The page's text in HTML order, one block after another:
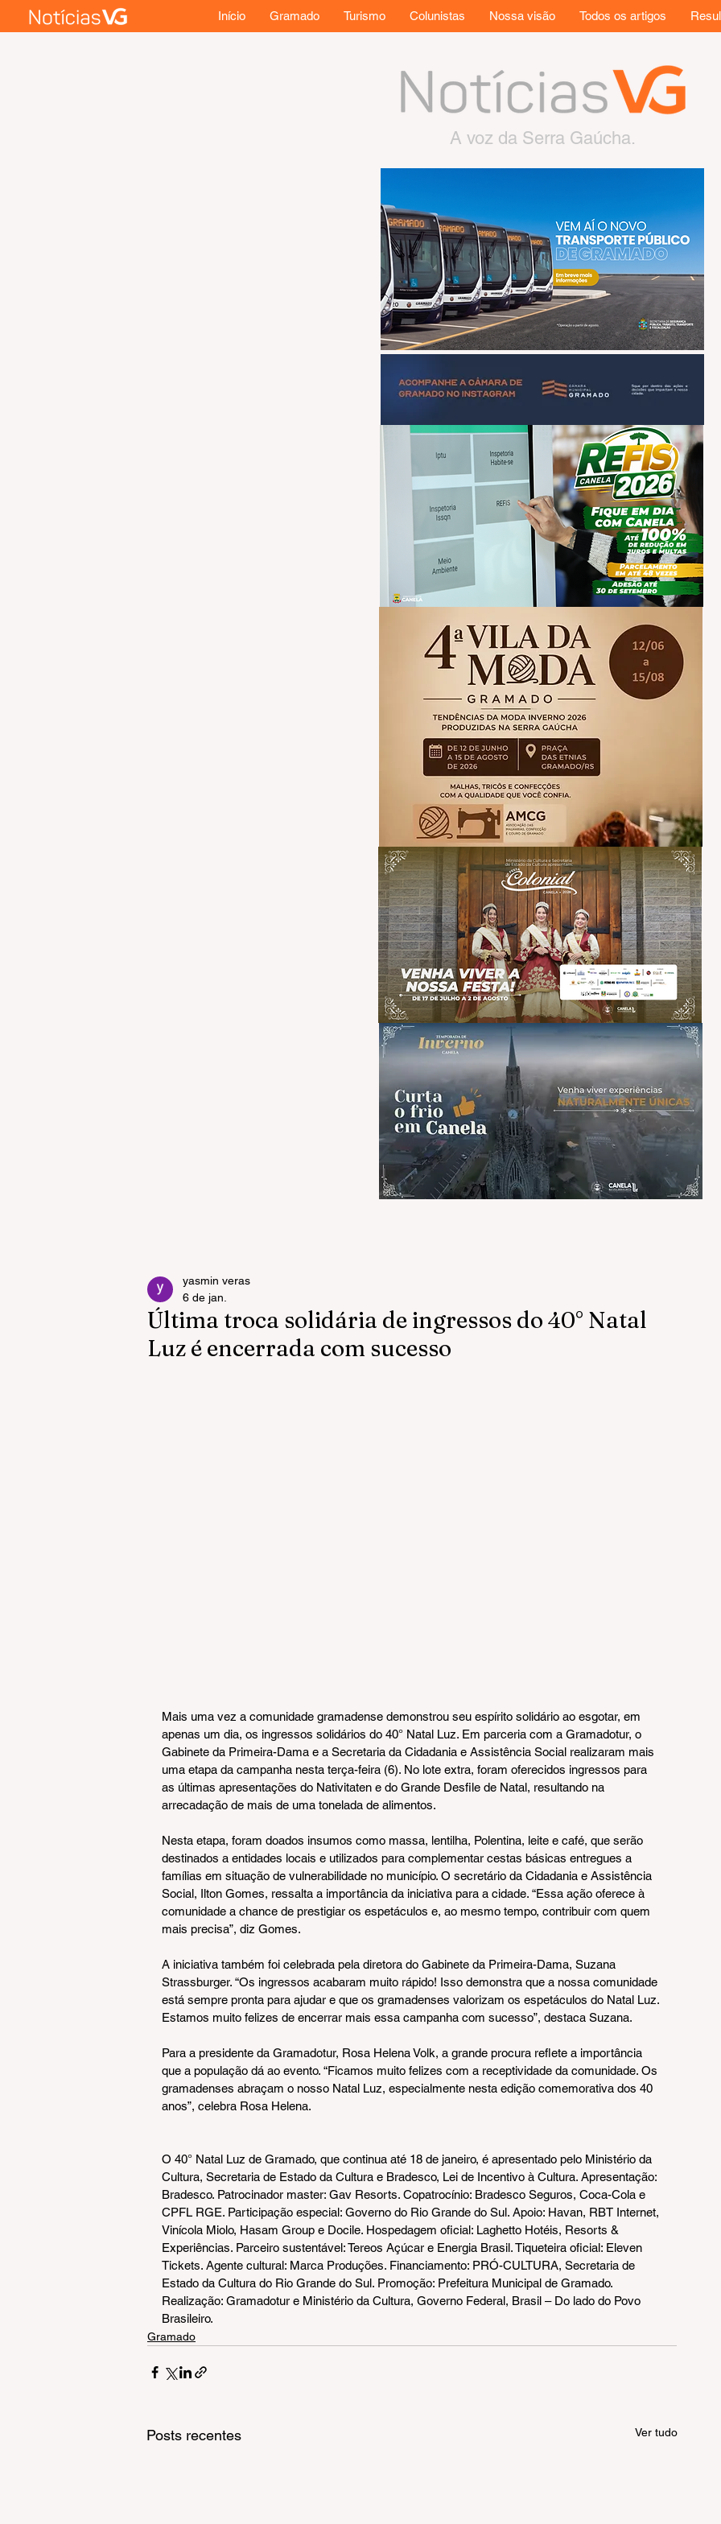
Início Gramado Turismo Colunistas Nossa visão Todos os artigos
A voz da Serra Gaúcha.
Última troca solidária de ingressos do 40° Natal
Luz é encerrada com sucesso
yasmin veras
6 de jan.
Mais uma vez a comunidade gramadense demonstrou seu espírito solidário ao esgotar, em
apenas um dia, os ingressos solidários do 40° Natal Luz. Em parceria com a Gramadotur, o
Gabinete da Primeira-Dama e a Secretaria da Cidadania e Assistência Social realizaram mais
uma etapa da campanha nesta terça-feira (6). No lote extra, foram oferecidos ingressos para
as últimas apresentações do Nativitaten e do Grande Desfile de Natal, resultando na
arrecadação de mais de uma tonelada de alimentos.
Nesta etapa, foram doados insumos como massa, lentilha, Polentina, leite e café, que serão
destinados a entidades locais e utilizados para complementar cestas básicas entregues a
famílias em situação de vulnerabilidade no município. O secretário da Cidadania e Assistência
Social, Ilton Gomes, ressalta a importância da iniciativa para a cidade. “Essa ação oferece à
comunidade a chance de prestigiar os espetáculos e, ao mesmo tempo, contribuir com quem
mais precisa”, diz Gomes.
A iniciativa também foi celebrada pela diretora do Gabinete da Primeira-Dama, Suzana
Strassburger. “Os ingressos acabaram muito rápido! Isso demonstra que a nossa comunidade
está sempre pronta para ajudar e que os gramadenses valorizam os espetáculos do Natal Luz.
Estamos muito felizes de encerrar mais essa campanha com sucesso”, destaca Suzana.
Para a presidente da Gramadotur, Rosa Helena Volk, a grande procura reflete a importância
que a população dá ao evento. “Ficamos muito felizes com a receptividade da comunidade. Os
gramadenses abraçam o nosso Natal Luz, especialmente nesta edição comemorativa dos 40
anos”, celebra Rosa Helena.
O 40° Natal Luz de Gramado, que continua até 18 de janeiro, é apresentado pelo Ministério da
Cultura, Secretaria de Estado da Cultura e Bradesco, Lei de Incentivo à Cultura. Apresentação:
Bradesco. Patrocinador master: Gav Resorts. Copatrocínio: Bradesco Seguros, Coca-Cola e
CPFL RGE. Participação especial: Governo do Rio Grande do Sul. Apoio: Havan, RBT Internet,
Vinícola Miolo, Hasam Group e Docile. Hospedagem oficial: Laghetto Hotéis, Resorts &
Experiências. Parceiro sustentável: Tereos Açúcar e Energia Brasil. Tiqueteira oficial: Eleven
Tickets. Agente cultural: Marca Produções. Financiamento: PRÓ-CULTURA, Secretaria de
Estado da Cultura do Rio Grande do Sul. Promoção: Prefeitura Municipal de Gramado.
Realização: Gramadotur e Ministério da Cultura, Governo Federal, Brasil – Do lado do Povo
Brasileiro.
Gramado
Posts recentes Ver tudo